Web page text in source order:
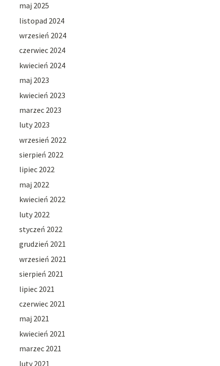
maj 2025
listopad 2024
wrzesień 2024
czerwiec 2024
kwiecień 2024
maj 2023
kwiecień 2023
marzec 2023
luty 2023
wrzesień 2022
sierpień 2022
lipiec 2022
maj 2022
kwiecień 2022
luty 2022
styczeń 2022
grudzień 2021
wrzesień 2021
sierpień 2021
lipiec 2021
czerwiec 2021
maj 2021
kwiecień 2021
marzec 2021
luty 2021